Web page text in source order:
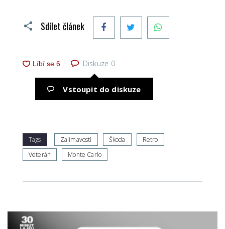
Sdílet článek FacebookTwitter
Diskuze 0
Vstoupit do diskuze
Tags Zajímavosti Škoda
Retro
Veterán
Monte Carlo